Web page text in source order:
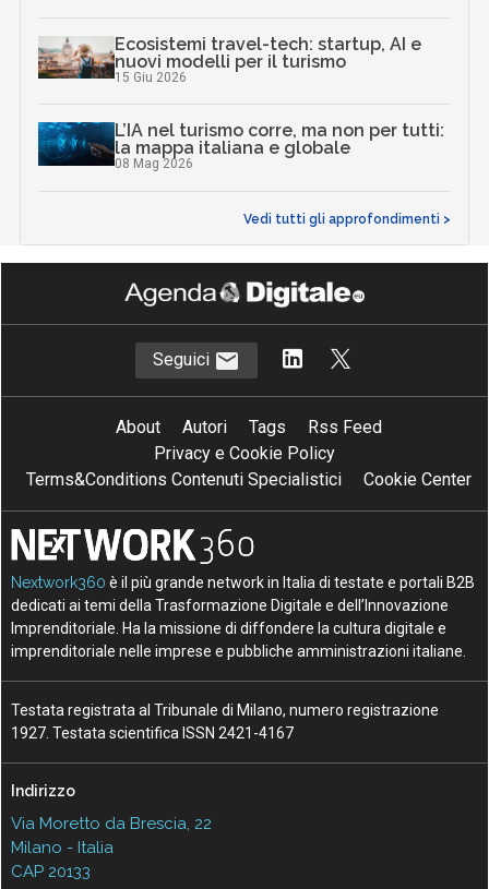
Ecosistemi travel-tech: startup, AI e
nuovi modelli per il turismo
15 Giu 2026
L’IA nel turismo corre, ma non per tutti:
la mappa italiana e globale
08 Mag 2026
Vedi tutti gli approfondimenti >
Seguici
About Autori Tags
Rss Feed
Privacy e Cookie Policy
Terms&Conditions Contenuti Specialistici
Cookie Center
Nextwork360 è il più grande network in Italia di testate e portali B2B
dedicati ai temi della Trasformazione Digitale e dell’Innovazione
Imprenditoriale. Ha la missione di diffondere la cultura digitale e
imprenditoriale nelle imprese e pubbliche amministrazioni italiane.
Testata registrata al Tribunale di Milano, numero registrazione
1927. Testata scientifica ISSN 2421-4167
Indirizzo
Via Moretto da Brescia, 22
Milano - Italia
CAP 20133